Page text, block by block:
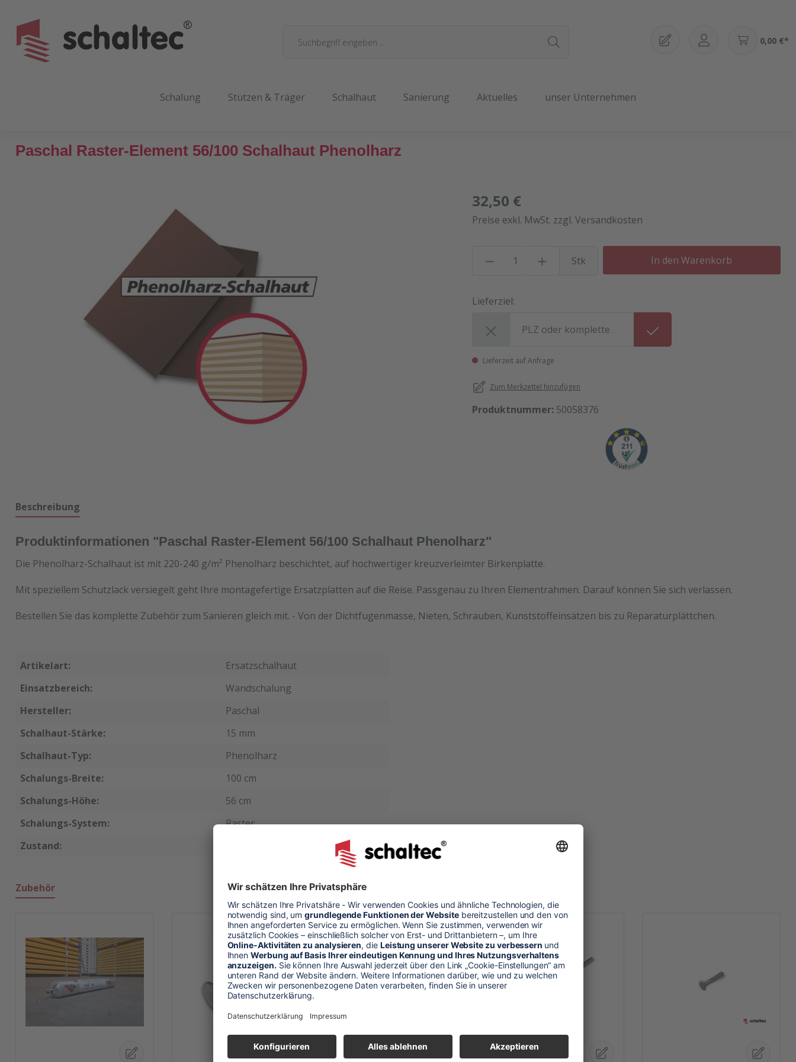
0,00 €*
Schalung Stützen & Träger Schalhaut Sanierung Aktuelles unser Unternehmen
Paschal Raster-Element 56/100 Schalhaut Phenolharz
32,50 €
Preise exkl. MwSt. zzgl. Versandkosten
Produkt Anzahl: Gib den
Stk In den Warenkorb
Lieferziel:
Lieferzeit auf Anfrage
Zum Merkzettel hinzufügen
Produktnummer: 50058376
Beschreibung
Produktinformationen "Paschal Raster-Element 56/100 Schalhaut Phenolharz"
Die Phenolharz-Schalhaut ist mit 220-240 g/m² Phenolharz beschichtet, auf hochwertiger kreuzverleimter Birkenplatte.
Mit speziellem Schutzlack versiegelt geht Ihre montagefertige Ersatzplatten auf die Reise. Passgenau zu Ihren Elementrahmen. Darauf können Sie sich verlassen.
Bestellen Sie das komplette Zubehör zum Sanieren gleich mit. - Von der Dichtfugenmasse, Nieten, Schrauben, Kunststoffeinsätzen bis zu Reparaturplättchen.
Artikelart:
Ersatzschalhaut
Einsatzbereich:
Wandschalung
Hersteller:
Paschal
Schalhaut-Stärke:
15 mm
Schalhaut-Typ:
Phenolharz
Schalungs-Breite:
100 cm
Schalungs-Höhe:
56 cm
Schalungs-System:
Raster
Zustand:
Zubehör